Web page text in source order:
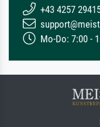
+43 4257
Mo-Do: 7:00 -